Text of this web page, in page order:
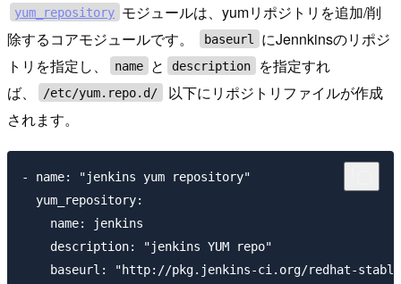
yum_repository モジュールは、yumリポジトリを追加/削
除するコアモジュールです。
baseurl
にJennkinsのリポジ
トリを指定し、
name と description
を指定すれ
ば、
/etc/yum.repo.d/
以下にリポジトリファイルが作成
されます。
- name: "jenkins yum repository"
  yum_repository:
    name: jenkins
    description: "jenkins YUM repo"